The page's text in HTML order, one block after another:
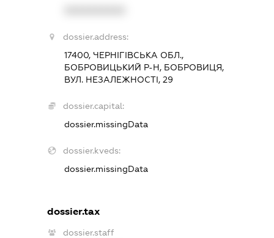
dossier.address:
17400, ЧЕРНІГІВСЬКА ОБЛ.,
БОБРОВИЦЬКИЙ Р-Н, БОБРОВИЦЯ,
ВУЛ. НЕЗАЛЕЖНОСТІ, 29
dossier.capital:
dossier.missingData
dossier.kveds:
dossier.missingData
dossier.tax
dossier.staff